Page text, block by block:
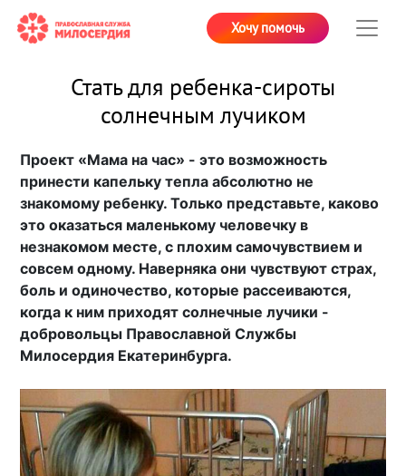
Хочу помочь
Стать для ребенка-сироты
солнечным лучиком
Проект «Мама на час» - это возможность
принести капельку тепла абсолютно не
знакомому ребенку. Только представьте, каково
это оказаться маленькому человечку в
незнакомом месте, с плохим самочувствием и
совсем одному. Наверняка они чувствуют страх,
боль и одиночество, которые рассеиваются,
когда к ним приходят солнечные лучики -
добровольцы Православной Службы
Милосердия Екатеринбурга.